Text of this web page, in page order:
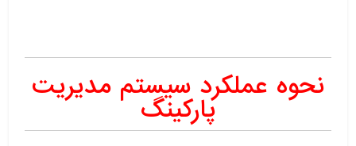
نحوه عملکرد سیستم مدیریت
پارکینگ